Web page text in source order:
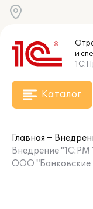
и
Каталог
Главная
Внедрение
ООО "Банковские